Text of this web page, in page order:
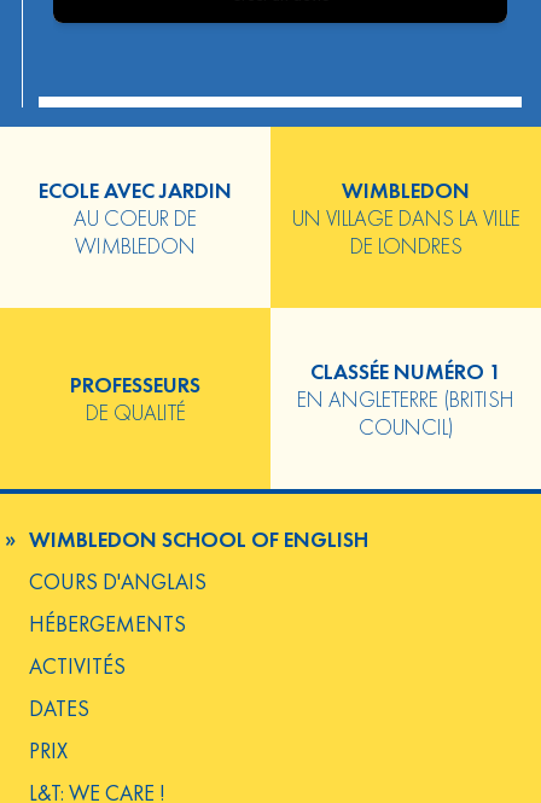
ECOLE AVEC JARDIN
AU COEUR DE
WIMBLEDON
WIMBLEDON
UN VILLAGE DANS LA VILLE
DE LONDRES
PROFESSEURS
DE QUALITÉ
CLASSÉE NUMÉRO 1
EN ANGLETERRE (BRITISH
COUNCIL)
WIMBLEDON SCHOOL OF ENGLISH
COURS D'ANGLAIS
HÉBERGEMENTS
ACTIVITÉS
DATES
PRIX
L&T: WE CARE !